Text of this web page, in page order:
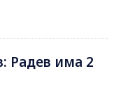
Радев има 2